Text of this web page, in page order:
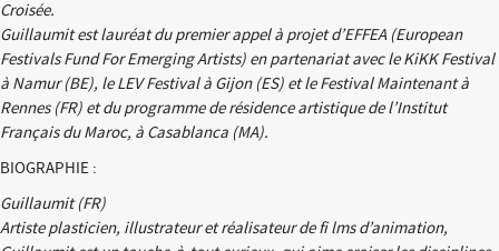
Croisée.
Guillaumit est lauréat du premier appel à projet d’EFFEA (European
Festivals Fund For Emerging Artists) en partenariat avec le KiKK Festival
à Namur (BE), le LEV Festival à Gijon (ES) et le Festival Maintenant à
Rennes (FR) et du programme de résidence artistique de l’Institut
Français du Maroc, à Casablanca (MA).
BIOGRAPHIE :
Guillaumit (FR)
Artiste plasticien, illustrateur et réalisateur de fi lms d’animation,